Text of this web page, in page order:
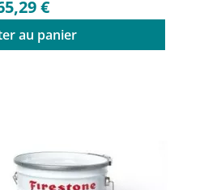
€
au panier